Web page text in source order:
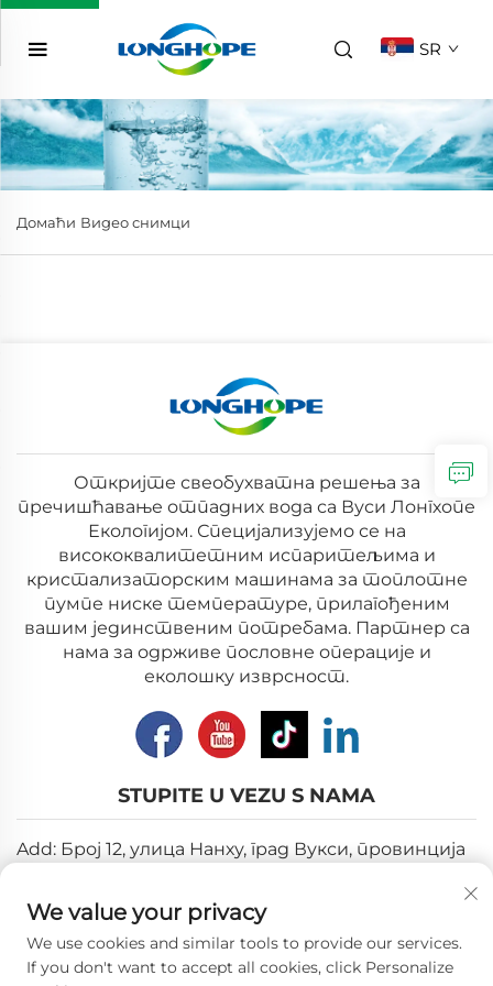
SR
Домаћи Видео снимци
Откријте свеобухватна решења за
пречишћавање отпадних вода са Вуси Лонгхопе
Екологијом. Специјализујемо се на
висококвалитетним испаритељима и
кристализаторским машинама за топлотне
пумпе ниске температуре, прилагођеним
вашим јединственим потребама. Партнер са
нама за одрживе пословне операције и
еколошку изврсност.
STUPITE U VEZU S NAMA
Add: Број 12, улица Нанху, град Вукси, провинција
Email:[email protected]
Tel:+86-18018310578
We value your privacy
We use cookies and similar tools to provide our services.
If you don't want to accept all cookies, click Personalize